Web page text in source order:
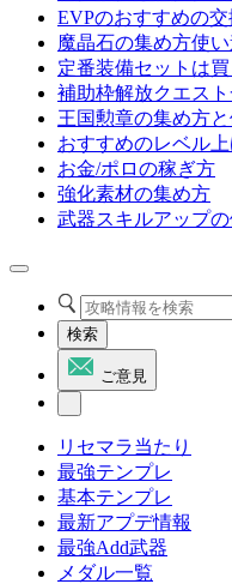
EVPのおすすめの交
魔晶石の集め方使い
定番装備セットは買
補助枠解放クエス
王国勲章の集め方
おすすめのレベル
お金/ポロの稼ぎ方
強化素材の集め方
武器スキルアップ
検索
ご意見
リセマラ当たり
最強テンプレ
基本テンプレ
最新アプデ情報
最強Add武器
メダル一覧